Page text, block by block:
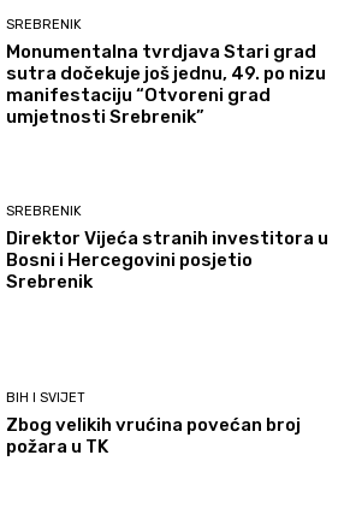
SREBRENIK
Monumentalna tvrdjava Stari grad
sutra dočekuje još jednu, 49. po nizu
manifestaciju “Otvoreni grad
umjetnosti Srebrenik”
SREBRENIK
Direktor Vijeća stranih investitora u
Bosni i Hercegovini posjetio
Srebrenik
BIH I SVIJET
Zbog velikih vrućina povećan broj
požara u TK